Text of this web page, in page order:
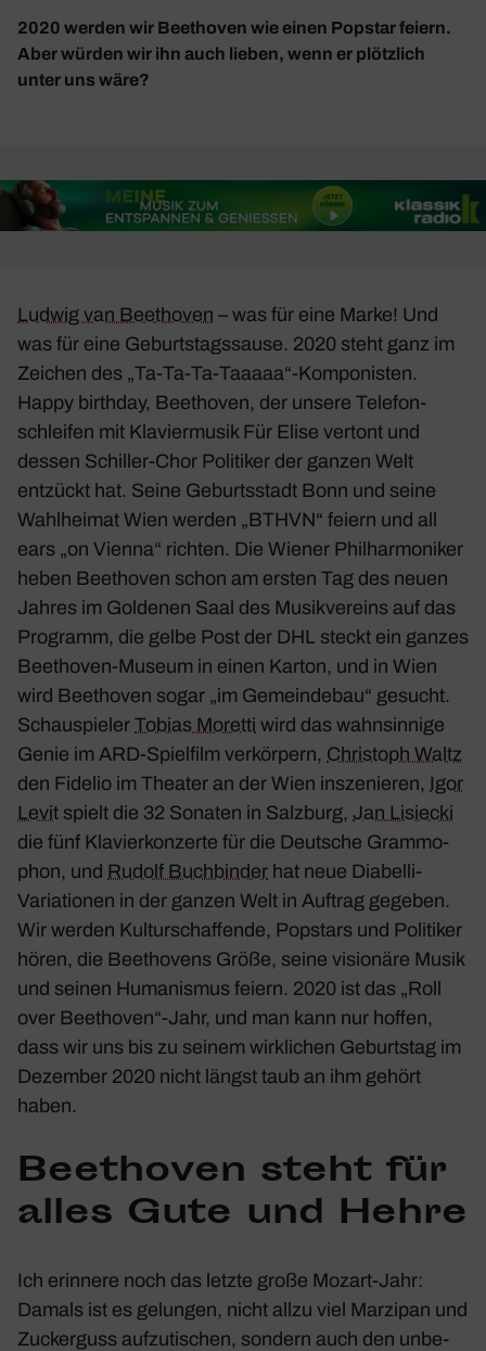
2020 werden wir Beethoven wie einen Popstar feiern.
Aber würden wir ihn auch lieben, wenn er plötzlich
unter uns wäre?
Ludwig van Beet­hoven – was für eine Marke! Und
was für eine Geburts­tags­sause. 2020 steht ganz im
Zeichen des „Ta-Ta-Ta-Taaaaa“-Komponisten.
Happy birthday, Beet­hoven, der unsere Tele­fon­
schleifen mit Klavier­musik Für Elise vertont und
dessen Schiller-Chor Poli­tiker der ganzen Welt
entzückt hat. Seine Geburts­stadt Bonn und seine
Wahl­heimat Wien werden „BTHVN“ feiern und all
ears „on Vienna“ richten. Die Wiener Phil­har­mo­niker
heben Beet­hoven schon am ersten Tag des neuen
Jahres im Goldenen Saal des Musik­ver­eins auf das
Programm, die gelbe Post der DHL steckt ein ganzes
Beet­hoven-Museum in einen Karton, und in Wien
wird Beet­hoven sogar „im Gemein­debau“ gesucht.
Schau­spieler Tobias Moretti wird das wahn­sin­nige
Genie im ARD-Spiel­film verkör­pern, Chris­toph Waltz
den Fidelio im Theater an der Wien insze­nieren, Igor
Levit spielt die 32 Sonaten in Salz­burg, Jan Lisiecki
die fünf Klavier­kon­zerte für die Deut­sche Gram­mo­
phon, und Rudolf Buch­binder hat neue Diabelli-
Varia­tionen in der ganzen Welt in Auftrag gegeben.
Wir werden Kultur­schaf­fende, Popstars und Poli­tiker
hören, die Beet­ho­vens Größe, seine visio­näre Musik
und seinen Huma­nismus feiern. 2020 ist das „Roll
over Beethoven“-Jahr, und man kann nur hoffen,
dass wir uns bis zu seinem wirk­li­chen Geburtstag im
Dezember 2020 nicht längst taub an ihm gehört
haben.
Beet­hoven steht für
alles Gute und Hehre
Ich erin­nere noch das letzte große Mozart-Jahr:
Damals ist es gelungen, nicht allzu viel Marzipan und
Zucker­guss aufzu­ti­schen, sondern auch den unbe­